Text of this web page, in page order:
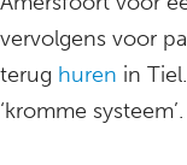
vervolgens voor
terug huren in
‘kromme systeem’.